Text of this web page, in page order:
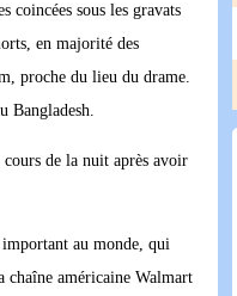
coincées sous les gravats
en majorité des
proche du lieu du drame.
Bangladesh.
cours de la nuit après avoir
au monde, qui
chaîne américaine Walmart